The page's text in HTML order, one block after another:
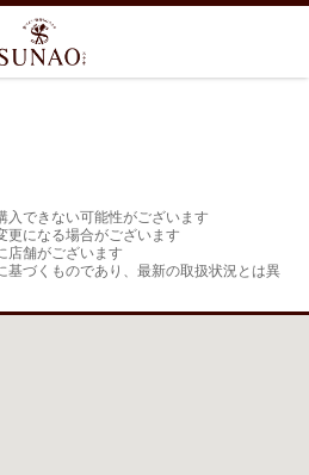
入できない可能性がございます
更になる場合がございます
店舗がございます
基づくものであり、最新の取扱状況とは異